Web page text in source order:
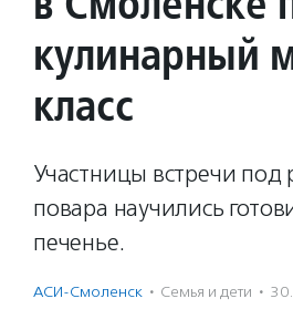
кулинарный
класс
Участницы встречи под
повара научились
печенье.
АСИ-Смоленск · Семья и дети ·